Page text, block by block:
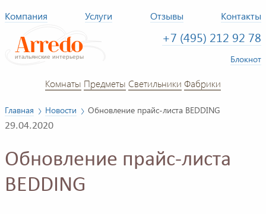
Компания Услуги Отзывы Контакты
+7 (495) 212 92 78
Блокнот
Комнаты Предметы Светильники Фабрики
Главная Новости
Обновление прайс-листа BEDDING
29.04.2020
Обновление прайс-листа
BEDDING